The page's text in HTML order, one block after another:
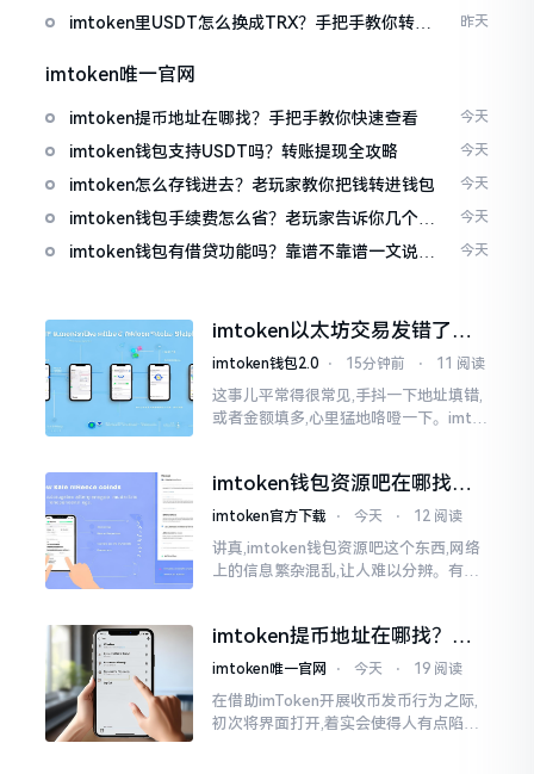
imtoken里USDT怎么换成TRX？手把手教你转成
昨天
imtoken唯一官网
imtoken提币地址在哪找？手把手教你快速查看 今天
imtoken钱包支持USDT吗？转账提现全攻略 今天
imtoken怎么存钱进去？老玩家教你把钱转进钱包 今天
imtoken钱包手续费怎么省？老玩家告诉你几个实
在招
今天
imtoken钱包有借贷功能吗？靠谱不靠谱一文说清
今天
imtoken以太坊交易发错了咋
整？取消方法告诉你
imtoken钱包2.0 ⋅ 15分钟前 ⋅ 11 阅读
这事儿平常得很常见,手抖一下地址填错,
或者金额填多,心里猛地咯噔一下。imto
imtoken钱包资源吧在哪找，
这些坑我帮你趟过
imtoken官方下载 ⋅ 今天 ⋅ 12 阅读
讲真,imtoken钱包资源吧这个东西,网络
上的信息繁杂混乱,让人难以分辨。有的
imtoken提币地址在哪找？手
把手教你快速查看
imtoken唯一官网 ⋅ 今天 ⋅ 19 阅读
在借助imToken开展收币发币行为之际,
初次将界面打开,着实会使得人有点陷入